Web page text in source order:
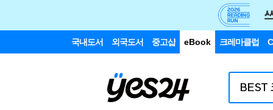
국내도서 외국도서 중고샵 eBook 크레마클럽